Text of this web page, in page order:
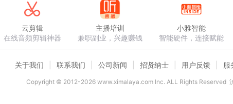
云剪辑
在线音频剪辑神器
主播培训
兼职副业，兴趣赚钱
小雅智能
智能硬件，连接赋能
关于我们 联系我们 公司新闻 招贤纳士 用户反馈 服
Copyright © 2012-2026www.ximalaya.com lnc. ALL Rights Reserved